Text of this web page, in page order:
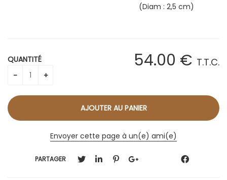
(Diam : 2,5 cm)
54.00 € T.T.C.
QUANTITÉ
Envoyer cette page à un(e) ami(e)
PARTAGER